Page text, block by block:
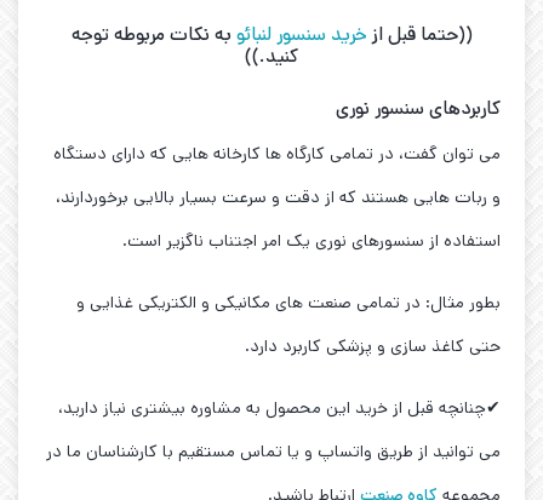
((حتما قبل از خرید سنسور لنبائو به نکات مربوطه توجه
کنید.))
کاربردهای سنسور نوری
می توان گفت، در تمامی کارگاه ها کارخانه هایی که دارای دستگاه
و ربات هایی هستند که از دقت و سرعت بسیار بالایی برخوردارند،
استفاده از سنسورهای نوری یک امر اجتناب ناگزیر است.
بطور مثال: در تمامی صنعت های مکانیکی و الکتریکی غذایی و
حتی کاغذ سازی و پزشکی کاربرد دارد.
✔چنانچه قبل از خرید این محصول به مشاوره بیشتری نیاز دارید،
می توانید از طریق واتساپ و یا تماس مستقیم با کارشناسان ما در